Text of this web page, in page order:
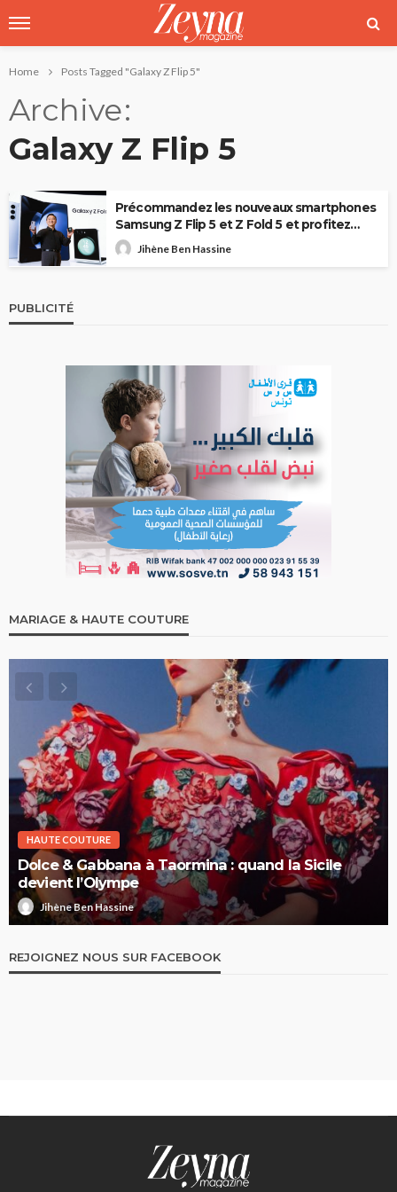
Home Posts Tagged "Galaxy Z Flip 5"
Archive
Galaxy Z Flip 5
Précommandez les nouveaux smartphones
Samsung Z Flip 5 et Z Fold 5 et profitez
d’offres exclusives!
Jihène Ben Hassine
PUBLICITÉ
MARIAGE & HAUTE COUTURE
HAUTE COUTURE
Dolce & Gabbana à Taormina : quand la Sicile
devient l’Olympe
Jihène Ben Hassine
REJOIGNEZ NOUS SUR FACEBOOK